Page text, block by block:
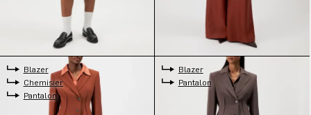
Blazer
Chemisier
Pantalon
Blazer
Pantalon